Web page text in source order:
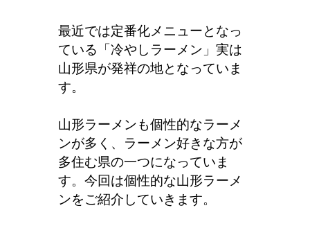
最近では定番化メニューとなっ
ている「冷やしラーメン」実は
山形県が発祥の地となっていま
す。
山形ラーメンも個性的なラーメ
ンが多く、ラーメン好きな方が
多住む県の一つになっていま
す。 今回は個性的な山形ラーメ
ンをご紹介していきます。